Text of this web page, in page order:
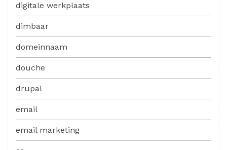
digitale werkplaats
dimbaar
domeinnaam
douche
drupal
email
email marketing